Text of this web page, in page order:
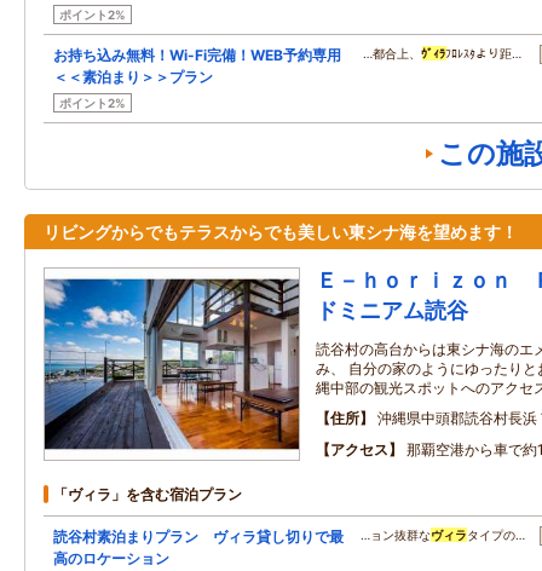
ポイント2%
お持ち込み無料！Wi-Fi完備！WEB予約専用
＜＜素泊まり＞＞プラン
ポイント2%
…都合上、ｳﾞｨﾗﾌﾛﾚｽﾀより距…
この施
リビングからでもテラスからでも美しい東シナ海を望めます！
Ｅ－ｈｏｒｉｚｏｎ
ドミニアム読谷
読谷村の高台からは東シナ海のエ
み、 自分の家のようにゆったり
縄中部の観光スポットへのアクセ
住所
沖縄県中頭郡読谷村長浜
アクセス
那覇空港から車で約
「ヴィラ」を含む宿泊プラン
読谷村素泊まりプラン ヴィラ貸し切りで最
高のロケーション
…ョン抜群なヴィラタイプの…